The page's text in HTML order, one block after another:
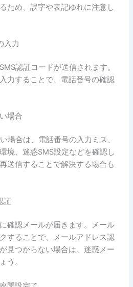
ため、誤字や表記ゆれに注意し
入力
認証コードが送信されます。
力することで、電話番号の確認
場合
場合は、電話番号の入力ミス、
境、迷惑SMS設定などを確認し
送信することで解決する場合も
証
確認メールが届きます。メール
することで、メールアドレス認
見つからない場合は、迷惑メー
う。